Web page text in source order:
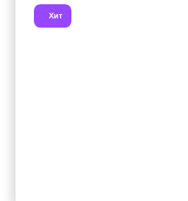
РЕКЛАМА
Хит